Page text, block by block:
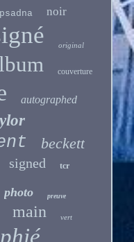
psadna noir
original
couverture
autographed
beckett
signed tcr
photo preuve
main vert